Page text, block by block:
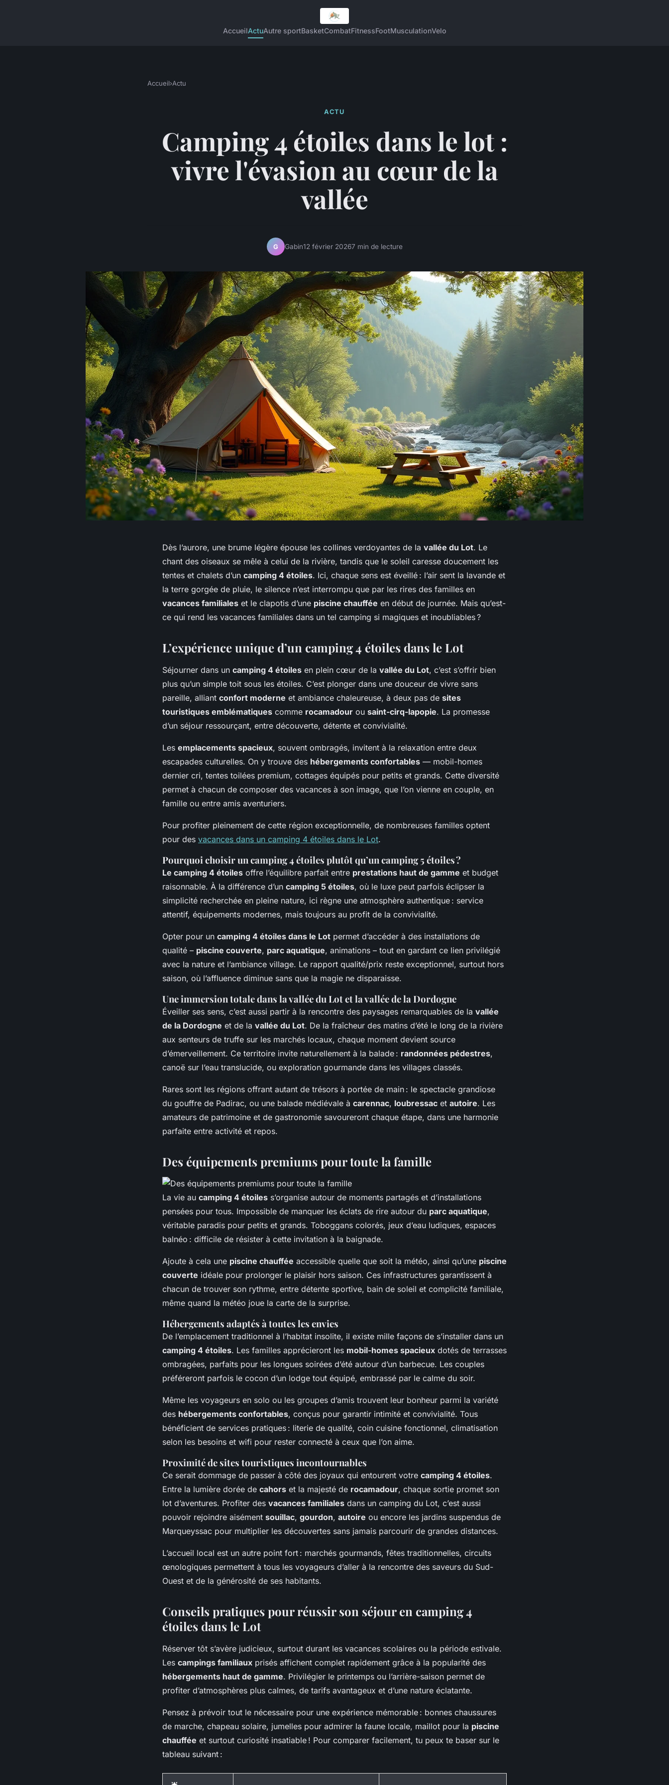
AccueilActuAutre sportBasketCombatFitnessFootMusculationVelo
Accueil›Actu
ACTU
Camping 4 étoiles dans le lot :
vivre l'évasion au cœur de la
vallée
G Gabin12 février 20267 min de lecture
Dès l’aurore, une brume légère épouse les collines verdoyantes de la vallée du Lot. Le
chant des oiseaux se mêle à celui de la rivière, tandis que le soleil caresse doucement les
tentes et chalets d’un camping 4 étoiles. Ici, chaque sens est éveillé : l’air sent la lavande et
la terre gorgée de pluie, le silence n’est interrompu que par les rires des familles en
vacances familiales et le clapotis d’une piscine chauffée en début de journée. Mais qu’est-
ce qui rend les vacances familiales dans un tel camping si magiques et inoubliables ?
L’expérience unique d’un camping 4 étoiles dans le Lot
Séjourner dans un camping 4 étoiles en plein cœur de la vallée du Lot, c’est s’offrir bien
plus qu’un simple toit sous les étoiles. C’est plonger dans une douceur de vivre sans
pareille, alliant confort moderne et ambiance chaleureuse, à deux pas de sites
touristiques emblématiques comme rocamadour ou saint-cirq-lapopie. La promesse
d’un séjour ressourçant, entre découverte, détente et convivialité.
Les emplacements spacieux, souvent ombragés, invitent à la relaxation entre deux
escapades culturelles. On y trouve des hébergements confortables — mobil-homes
dernier cri, tentes toilées premium, cottages équipés pour petits et grands. Cette diversité
permet à chacun de composer des vacances à son image, que l’on vienne en couple, en
famille ou entre amis aventuriers.
Pour profiter pleinement de cette région exceptionnelle, de nombreuses familles optent
pour des vacances dans un camping 4 étoiles dans le Lot.
Pourquoi choisir un camping 4 étoiles plutôt qu’un camping 5 étoiles ?
Le camping 4 étoiles offre l’équilibre parfait entre prestations haut de gamme et budget
raisonnable. À la différence d’un camping 5 étoiles, où le luxe peut parfois éclipser la
simplicité recherchée en pleine nature, ici règne une atmosphère authentique : service
attentif, équipements modernes, mais toujours au profit de la convivialité.
Opter pour un camping 4 étoiles dans le Lot permet d’accéder à des installations de
qualité – piscine couverte, parc aquatique, animations – tout en gardant ce lien privilégié
avec la nature et l’ambiance village. Le rapport qualité/prix reste exceptionnel, surtout hors
saison, où l’affluence diminue sans que la magie ne disparaisse.
Une immersion totale dans la vallée du Lot et la vallée de la Dordogne
Éveiller ses sens, c’est aussi partir à la rencontre des paysages remarquables de la vallée
de la Dordogne et de la vallée du Lot. De la fraîcheur des matins d’été le long de la rivière
aux senteurs de truffe sur les marchés locaux, chaque moment devient source
d’émerveillement. Ce territoire invite naturellement à la balade : randonnées pédestres,
canoë sur l’eau translucide, ou exploration gourmande dans les villages classés.
Rares sont les régions offrant autant de trésors à portée de main : le spectacle grandiose
du gouffre de Padirac, ou une balade médiévale à carennac, loubressac et autoire. Les
amateurs de patrimoine et de gastronomie savoureront chaque étape, dans une harmonie
parfaite entre activité et repos.
Des équipements premiums pour toute la famille
La vie au camping 4 étoiles s’organise autour de moments partagés et d’installations
pensées pour tous. Impossible de manquer les éclats de rire autour du parc aquatique,
véritable paradis pour petits et grands. Toboggans colorés, jeux d’eau ludiques, espaces
balnéo : difficile de résister à cette invitation à la baignade.
Ajoute à cela une piscine chauffée accessible quelle que soit la météo, ainsi qu’une piscine
couverte idéale pour prolonger le plaisir hors saison. Ces infrastructures garantissent à
chacun de trouver son rythme, entre détente sportive, bain de soleil et complicité familiale,
même quand la météo joue la carte de la surprise.
Hébergements adaptés à toutes les envies
De l’emplacement traditionnel à l’habitat insolite, il existe mille façons de s’installer dans un
camping 4 étoiles. Les familles apprécieront les mobil-homes spacieux dotés de terrasses
ombragées, parfaits pour les longues soirées d’été autour d’un barbecue. Les couples
préféreront parfois le cocon d’un lodge tout équipé, embrassé par le calme du soir.
Même les voyageurs en solo ou les groupes d’amis trouvent leur bonheur parmi la variété
des hébergements confortables, conçus pour garantir intimité et convivialité. Tous
bénéficient de services pratiques : literie de qualité, coin cuisine fonctionnel, climatisation
selon les besoins et wifi pour rester connecté à ceux que l’on aime.
Proximité de sites touristiques incontournables
Ce serait dommage de passer à côté des joyaux qui entourent votre camping 4 étoiles.
Entre la lumière dorée de cahors et la majesté de rocamadour, chaque sortie promet son
lot d’aventures. Profiter des vacances familiales dans un camping du Lot, c’est aussi
pouvoir rejoindre aisément souillac, gourdon, autoire ou encore les jardins suspendus de
Marqueyssac pour multiplier les découvertes sans jamais parcourir de grandes distances.
L’accueil local est un autre point fort : marchés gourmands, fêtes traditionnelles, circuits
œnologiques permettent à tous les voyageurs d’aller à la rencontre des saveurs du Sud-
Ouest et de la générosité de ses habitants.
Conseils pratiques pour réussir son séjour en camping 4
étoiles dans le Lot
Réserver tôt s’avère judicieux, surtout durant les vacances scolaires ou la période estivale.
Les campings familiaux prisés affichent complet rapidement grâce à la popularité des
hébergements haut de gamme. Privilégier le printemps ou l’arrière-saison permet de
profiter d’atmosphères plus calmes, de tarifs avantageux et d’une nature éclatante.
Pensez à prévoir tout le nécessaire pour une expérience mémorable : bonnes chaussures
de marche, chapeau solaire, jumelles pour admirer la faune locale, maillot pour la piscine
chauffée et surtout curiosité insatiable ! Pour comparer facilement, tu peux te baser sur le
tableau suivant :